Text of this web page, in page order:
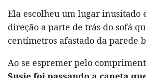
Ela escolheu um lugar inusitado
direção a parte de trás do sofá
centímetros afastado da parede
Ao se espremer pelo